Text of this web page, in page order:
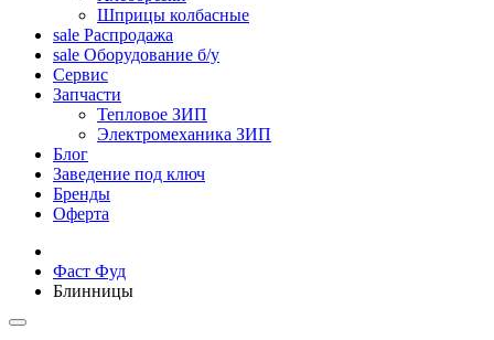
Шприцы колбасные
sale Распродажа
sale Оборудование б/у
Сервис
Запчасти
Тепловое ЗИП
Электромеханика ЗИП
Блог
Заведение под ключ
Бренды
Оферта
Фаст Фуд
Блинницы